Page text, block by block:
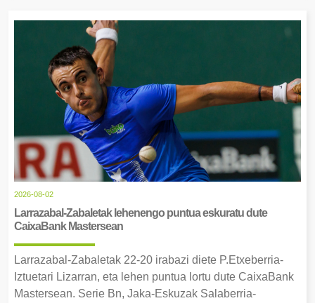
2026-08-02
Larrazabal-Zabaletak lehenengo puntua eskuratu dute
CaixaBank Mastersean
Larrazabal-Zabaletak 22-20 irabazi diete P.Etxeberria-
Iztuetari Lizarran, eta lehen puntua lortu dute CaixaBank
Mastersean. Serie Bn, Jaka-Eskuzak Salaberria-